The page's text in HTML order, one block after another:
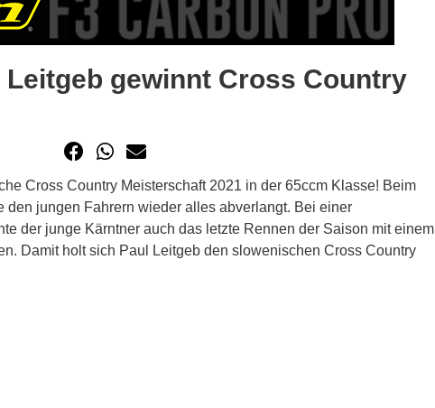
gewinnt Cross Country
Cross Country Meisterschaft 2021 in der 65ccm Klasse! Beim
den jungen Fahrern wieder alles abverlangt. Bei einer
der junge Kärntner auch das letzte Rennen der Saison mit einem
Damit holt sich Paul Leitgeb den slowenischen Cross Country